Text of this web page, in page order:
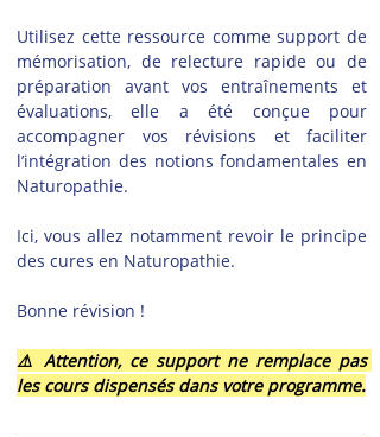
Utilisez cette ressource comme support de
mémorisation, de relecture rapide ou de
préparation avant vos entraînements et
évaluations, elle a été conçue pour
accompagner vos révisions et faciliter
l’intégration des notions fondamentales en
Naturopathie.
Ici, vous allez notamment revoir le principe
des cures en Naturopathie.
Bonne révision !
⚠️ Attention, ce support ne remplace pas
les cours dispensés dans votre programme.